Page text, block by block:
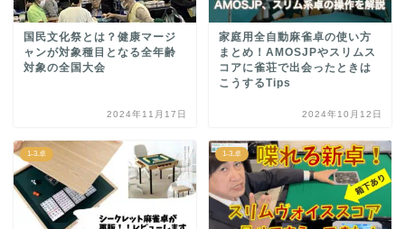
国民文化祭とは？健康マージ
ャンが対象種目となる全年齢
対象の全国大会
2024年11月17日
家庭用全自動麻雀卓の使い方
まとめ！AMOSJPやスリムス
コアに雀荘で出会ったときは
こうするTips
2024年10月12日
1-3.卓 1-3.卓